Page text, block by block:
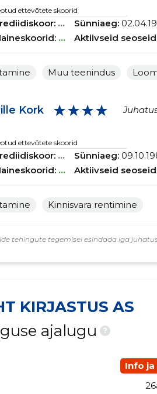
ettevõtete skoorid
...
...
Sünniaeg:
Aktiivseid seoseid
Muu teenindus
Kork ★★★★
ettevõtete skoorid
...
...
Sünniaeg:
Aktiivseid seoseid
Kinnisvara rentimine
tehingute tegemisel esindada iga
KIRJASTUS AS
ajalugu
?
Info ja